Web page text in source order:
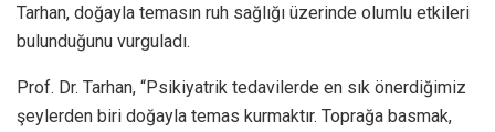
Tarhan, doğayla temasın ruh sağlığı üzerinde olumlu etkileri
bulunduğunu vurguladı.
Prof. Dr. Tarhan, “Psikiyatrik tedavilerde en sık önerdiğimiz
şeylerden biri doğayla temas kurmaktır. Toprağa basmak,